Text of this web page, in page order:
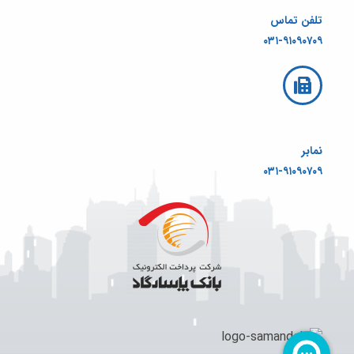
تلفن تماس
۰۳۱-۹۱۰۹۰۷۰۹
نمابر
۰۳۱-۹۱۰۹۰۷۰۹